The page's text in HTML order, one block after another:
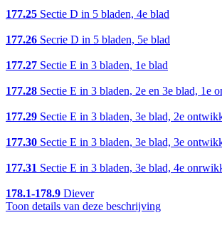
177.25 Sectie D in 5 bladen, 4e blad
177.26 Secrie D in 5 bladen, 5e blad
177.27 Sectie E in 3 bladen, 1e blad
177.28 Sectie E in 3 bladen, 2e en 3e blad, 1e
177.29 Sectie E in 3 bladen, 3e blad, 2e
177.30 Sectie E in 3 bladen, 3e blad, 3e
177.31 Sectie E in 3 bladen, 3e blad, 4e
178.1-178.9 Diever
Toon details van deze beschrijving